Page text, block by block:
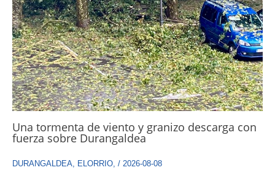
Una tormenta de viento y granizo descarga con
fuerza sobre Durangaldea
DURANGALDEA, ELORRIO, / 2026-08-08